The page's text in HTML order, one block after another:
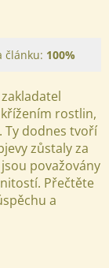
článku: 100%
rostlin,
Ty dodnes tvoří
zůstaly za
považovány
Přečtěte
a